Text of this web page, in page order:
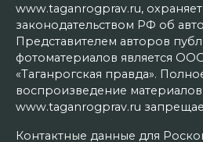
www.taganrogprav.ru,
законодательством РФ об
Представителем авторов
фотоматериалов является
«Таганрогская правда».
воспроизведение
www.taganrogprav.ru
Контактные данные для